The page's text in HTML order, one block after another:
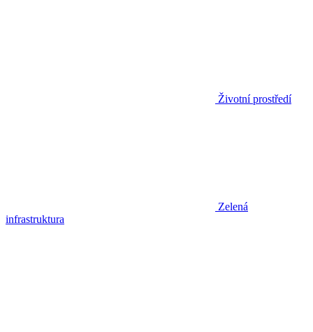
Životní prostředí
Zelená
infrastruktura